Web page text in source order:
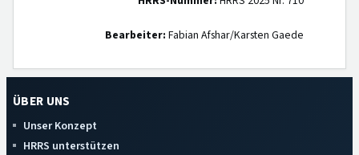
Bearbeiter: Fabian Afshar/Karsten Gaede
ÜBER UNS
Unser Konzept
HRRS unterstützen